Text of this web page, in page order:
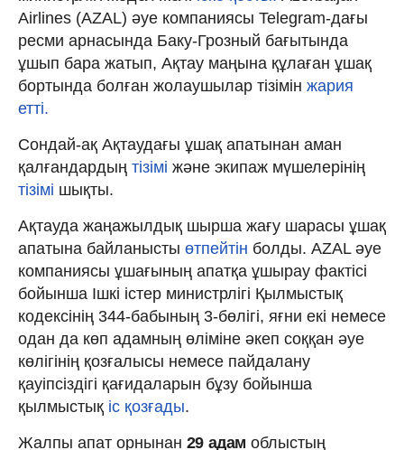
Airlines (AZAL) әуе компаниясы Telegram-дағы
ресми арнасында Баку-Грозный бағытында
ұшып бара жатып, Ақтау маңына құлаған ұшақ
бортында болған жолаушылар тізімін жария
етті.
Сондай-ақ Ақтаудағы ұшақ апатынан аман
қалғандардың тізімі және экипаж мүшелерінің
тізімі шықты.
Ақтауда жаңажылдық шырша жағу шарасы ұшақ
апатына байланысты өтпейтін болды. АZAL әуе
компаниясы ұшағының апатқа ұшырау фактісі
бойынша Ішкі істер министрлігі Қылмыстық
кодексінің 344-бабының 3-бөлігі, яғни екі немесе
одан да көп адамның өліміне әкеп соққан әуе
көлігінің қозғалысы немесе пайдалану
қауіпсіздігі қағидаларын бұзу бойынша
қылмыстық іс қозғады.
Жалпы апат орнынан 29 адам облыстың